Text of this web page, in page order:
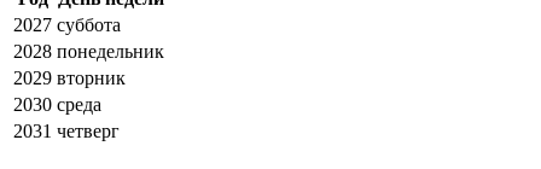
2027 суббота
2028 понедельник
2029 вторник
2030 среда
2031 четверг